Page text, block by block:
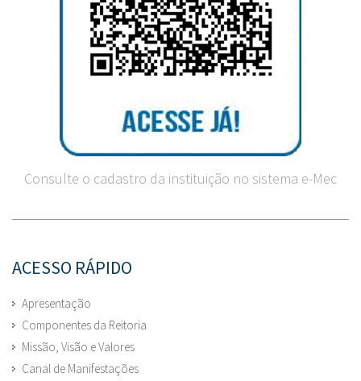
Consulte o cadastro da instituição no sistema e-Mec
ACESSO RÁPIDO
Apresentação
Componentes da Reitoria
Missão, Visão e Valores
Canal de Manifestações